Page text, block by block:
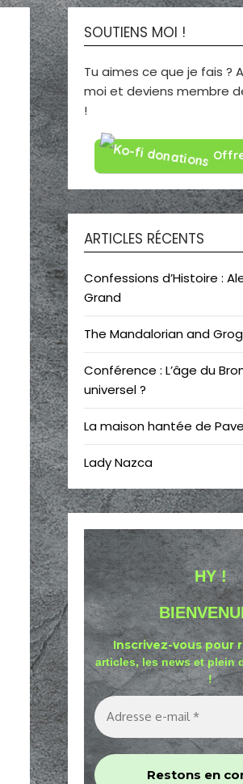
SOUTIENS MOI !
Tu aimes ce que je fais ?
moi et deviens membre
!
ARTICLES RÉCENTS
Confessions d’Histoire :
Grand
The Mandalorian and
Conférence : L’âge du
universel ?
La maison hantée de
Lady Nazca
HY !
Inscrivez-vous pour
articles, les news et plein
!